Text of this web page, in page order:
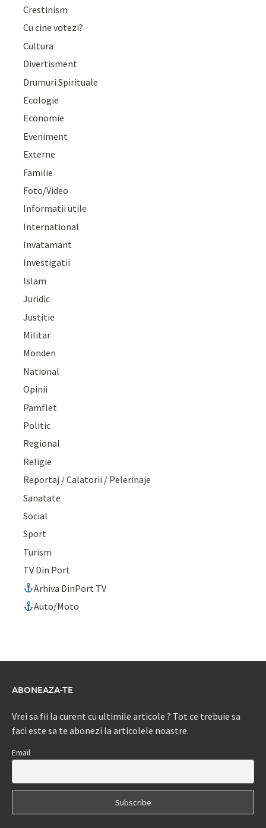
Crestinism
Cu cine votezi?
Cultura
Divertisment
Drumuri Spirituale
Ecologie
Economie
Eveniment
Externe
Familie
Foto/Video
Informatii utile
International
Invatamant
Investigatii
Islam
Juridic
Justitie
Militar
Monden
National
Opinii
Pamflet
Politic
Regional
Religie
Reportaj / Calatorii / Pelerinaje
Sanatate
Social
Sport
Turism
TV Din Port
Arhiva DinPort TV
Auto/Moto
ABONEAZA-TE
Vrei sa fii la curent cu ultimile articole ? Tot ce trebuie sa
faci este sa te abonezi la articolele noastre.
Email